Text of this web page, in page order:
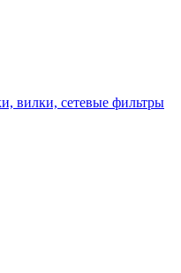
вилки, сетевые фильтры